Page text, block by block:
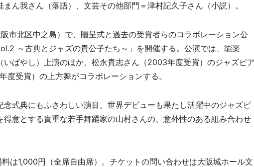
まん我さん（落語）、文芸その他部門＝津村記久子さん（小説）。
市北区中之島）で、贈呈式と過去の受賞者らのコラボレーション公
～古典とジャズの貴公子たち～」を開催する。公演では、能楽
いばやし）上演のほか、松永貴志さん（2003年度受賞）のジャズピア
度受賞）の上方舞がコラボレーションする。
式典にもふさわしい演目。世界デビューも果たし活躍中のジャズピ
意とする貴重な若手舞踊家の山村さんの、意外性のある組み合わせ
は1,000円（全席自由席）。チケットの問い合わせは大阪城ホール文